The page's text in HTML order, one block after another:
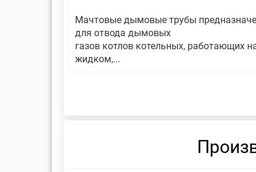
Мачтовые дымовые трубы
для отвода дымовых
газов котлов котельных, работающих
жидком,...